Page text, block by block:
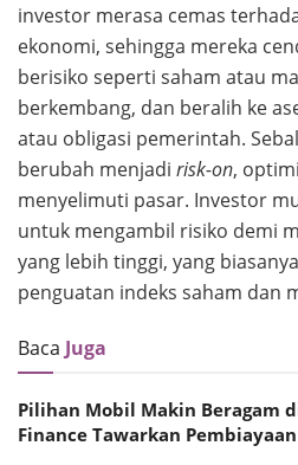
investor merasa cemas
ekonomi, sehingga mereka
berisiko seperti saham atau
berkembang, dan beralih ke
atau obligasi pemerintah.
berubah menjadi risk-on,
menyelimuti pasar. Investor
untuk mengambil risiko demi
yang lebih tinggi, yang
penguatan indeks saham dan
Baca Juga
Pilihan Mobil Makin Beragam di
Finance Tawarkan